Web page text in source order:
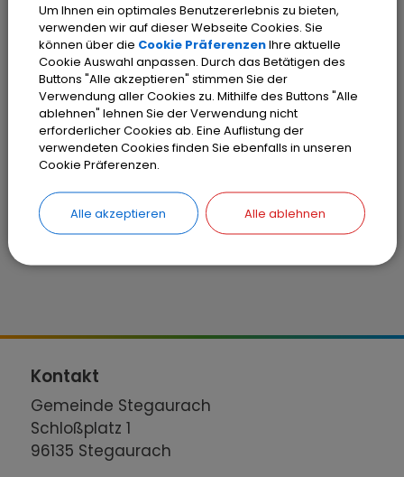
AndreaBögelein
Tel.:(0951) 99222-22
E-Mail:a.boegelein@stegaurach.de
Leiter:
HeikeWächtler
E-Mail:h.waechtler@stegaurach.de
Kontakt
Gemeinde Stegaurach
Schloßplatz 1
96135 Stegaurach
Um Ihnen ein optimales Benutzererlebnis zu bieten,
verwenden wir auf dieser Webseite Cookies. Sie
können über die Cookie PräferenzenIhre aktuelle
Cookie Auswahl anpassen. Durch das Betätigen des
Buttons "Alle akzeptieren" stimmen Sie der
Verwendung aller Cookies zu. Mithilfe des Buttons "Alle
ablehnen" lehnen Sie der Verwendung nicht
erforderlicher Cookies ab. Eine Auflistung der
verwendeten Cookies finden Sie ebenfalls in unseren
Cookie Präferenzen.
Alle akzeptieren Alle ablehnen